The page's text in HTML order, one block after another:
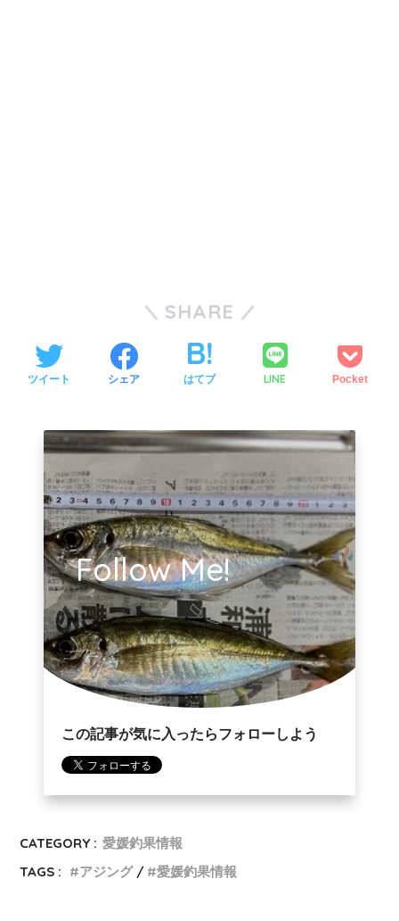
SHARE
ツイート シェア はてブ LINE Pocket
Follow Me!
この記事が気に入ったらフォローしよう
CATEGORY : 愛媛釣果情報
TAGS :
アジング 愛媛釣果情報